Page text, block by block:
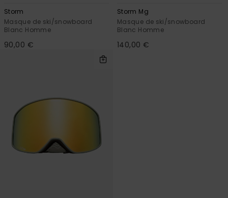
Storm
Masque de ski/snowboard
Blanc Homme
90,00 €
Storm Mg
Masque de ski/snowboard
Blanc Homme
140,00 €